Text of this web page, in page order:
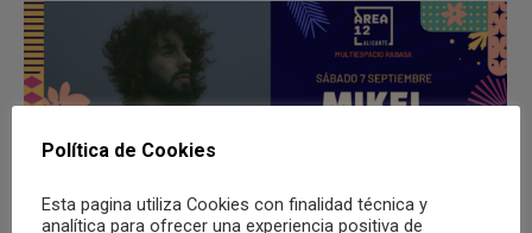
Política de Cookies
Esta pagina utiliza Cookies con finalidad técnica y
analítica para ofrecer una experiencia positiva de